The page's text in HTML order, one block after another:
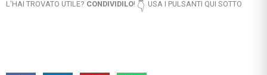
L'HAI TROVATO UTILE? CONDIVIDILO! 👇 USA I PULSANTI QUI SOTTO